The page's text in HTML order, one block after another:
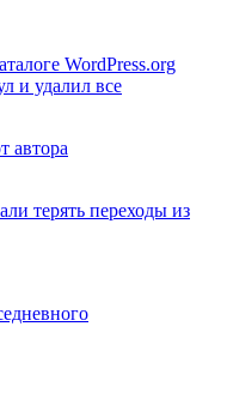
WordPress.org
и удалил все
автора
терять переходы из